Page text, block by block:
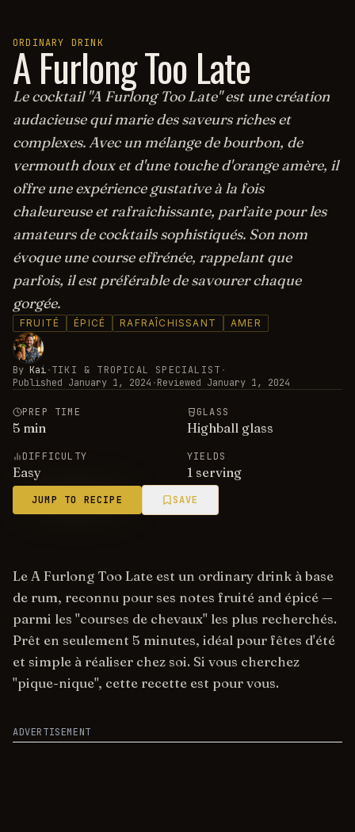
ORDINARY DRINK
A Furlong Too Late
Le cocktail "A Furlong Too Late" est une création
audacieuse qui marie des saveurs riches et
complexes. Avec un mélange de bourbon, de
vermouth doux et d'une touche d'orange amère, il
offre une expérience gustative à la fois
chaleureuse et rafraîchissante, parfaite pour les
amateurs de cocktails sophistiqués. Son nom
évoque une course effrénée, rappelant que
parfois, il est préférable de savourer chaque
gorgée.
FRUITÉ ÉPICÉ RAFRAÎCHISSANT AMER
By Kai·TIKI & TROPICAL SPECIALIST ·
Published January 1, 2024 ·Reviewed January 1, 2024
PREP TIME
5 min
GLASS
Highball glass
DIFFICULTY
Easy
YIELDS
1 serving
JUMP TO RECIPE SAVE
Le A Furlong Too Late est un ordinary drink à base
de rum, reconnu pour ses notes fruité and épicé —
parmi les "courses de chevaux" les plus recherchés.
Prêt en seulement 5 minutes, idéal pour fêtes d'été
et simple à réaliser chez soi. Si vous cherchez
"pique-nique", cette recette est pour vous.
ADVERTISEMENT